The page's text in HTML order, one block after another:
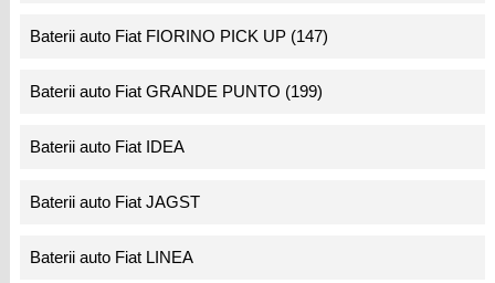
Baterii auto Fiat FIORINO PICK UP (147)
Baterii auto Fiat GRANDE PUNTO (199)
Baterii auto Fiat IDEA
Baterii auto Fiat JAGST
Baterii auto Fiat LINEA